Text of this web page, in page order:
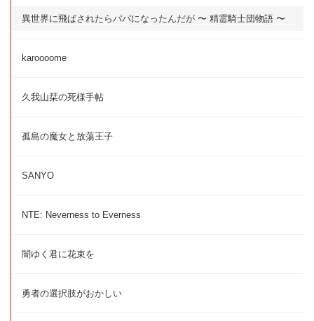
異世界に飛ばされたらパパになったんだが 〜 精霊騎士団物語 〜
karoooome
久我山栞の死様手帖
孤島の魔女と放蕩王子
SANYO
NTE: Neverness to Everness
闇ゆく君に花束を
勇者の選択肢がおかしい